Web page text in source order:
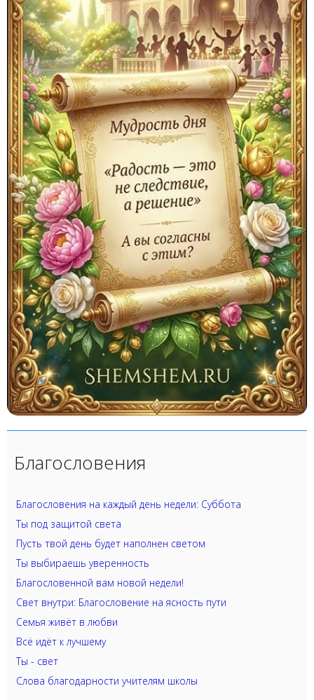
Благословения
Благословения на каждый день недели: Суббота
Ты под защитой света
Пусть твой день будет наполнен светом
Ты выбираешь уверенность
Благословенной вам новой недели!
Свет внутри: Благословение на ясность пути
Семья живёт в любви
Всё идёт к лучшему
Ты - свет
Слова благодарности учителям школы